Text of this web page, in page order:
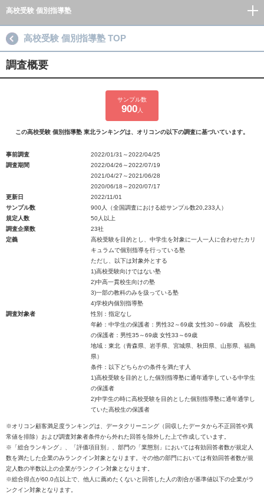
高校受験 個別指導塾
高校受験 個別指導塾 TOP
調査概要
サンプル数
900人
この高校受験 個別指導塾 東北ランキングは、オリコンの以下の調査に基づいています。
事前調査
2022/01/31～2022/04/25
調査期間
2022/04/26～2022/07/19
2021/04/27～2021/06/28
2020/06/18～2020/07/17
更新日
2022/11/01
サンプル数
900人（全国調査における総サンプル数20,233人）
規定人数
50人以上
調査企業数
23社
定義
高校受験を目的とし、中学生を対象に一人一人に合わせたカリ
キュラムで個別指導を行っている塾
ただし、以下は対象外とする
1)高校受験向けではない塾
2)中高一貫校生向けの塾
3)一部の教科のみを扱っている塾
4)学校内個別指導塾
調査対象者
性別：指定なし
年齢：中学生の保護者：男性32～69歳 女性30～69歳 高校生
の保護者：男性35～69歳 女性33～69歳
地域：東北（青森県、岩手県、宮城県、秋田県、山形県、福島
県）
条件：以下どちらかの条件を満たす人
1)高校受験を目的とした個別指導塾に通年通学している中学生
の保護者
2)中学生の時に高校受験を目的とした個別指導塾に通年通学し
ていた高校生の保護者
※オリコン顧客満足度ランキングは、データクリーニング（回収したデータから不正回答や異
常値を排除）および調査対象者条件から外れた回答を除外した上で作成しています。
※「総合ランキング」、「評価項目別」、部門の「業態別」においては有効回答者数が規定人
数を満たした企業のみランクイン対象となります。その他の部門においては有効回答者数が規
定人数の半数以上の企業がランクイン対象となります。
※総合得点が60.0点以上で、他人に薦めたくないと回答した人の割合が基準値以下の企業がラ
ンクイン対象となります。